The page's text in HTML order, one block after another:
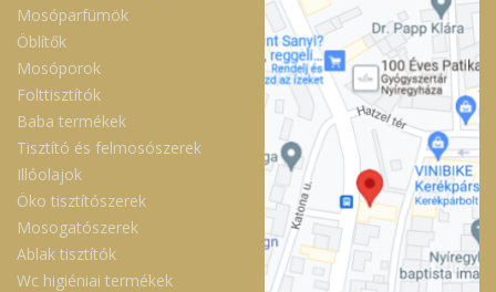
Mosóparfümök
Öblítők
Mosóporok
Folttisztítók
Baba termékek
Tisztító és felmosószerek
Illóolajok
Öko tisztítószerek
Mosogatószerek
Ablak tisztítók
Wc higiéniai termékek